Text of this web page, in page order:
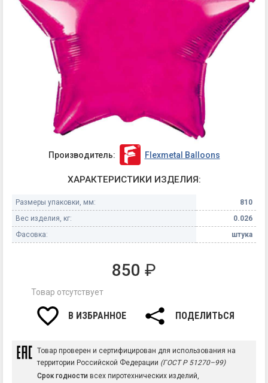
Производитель: Flexmetal Balloons
ХАРАКТЕРИСТИКИ ИЗДЕЛИЯ:
Размеры упаковки, мм:
810
Вес изделия, кг:
0.026
Фасовка:
штука
850 ₽
Товар отсутствует
В ИЗБРАННОЕ ПОДЕЛИТЬСЯ
Товар проверен и сертифицирован для использования на
территории Российской Федерации (ГОСТ Р 51270–99)
Срок годности всех пиротехнических изделий,